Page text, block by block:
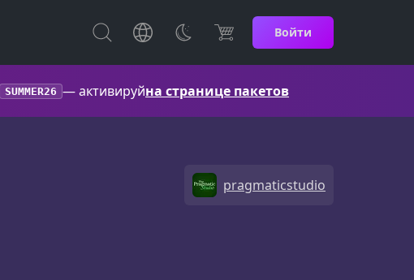
Войти
SUMMER26 — активируйна странице пакетов
pragmaticstudio